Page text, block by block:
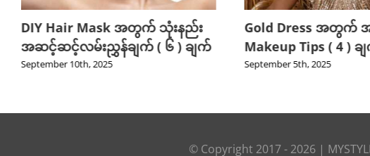
DIY Hair Mask အတွက် သုံးနည်း
အဆင့်ဆင့်လမ်းညွှန်ချက် ( ၆ ) ချက်
September 10th, 2025
Gold Dress အတွက်
Makeup Tips ( 4 ) ခ
September 5th, 2025
© Copyright 2017 - 2026|